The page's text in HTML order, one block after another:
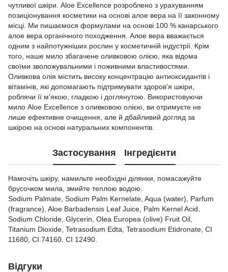
чутливої шкіри. Aloe Excellence розроблено з урахуванням
позиціонування косметики на основі алое вера на її законному
місці. Ми пишаємося формулами на основі 100 % канарського
алое вера органічного походження. Алое вера вважається
одним з найпотужніших рослин у косметичній індустрії. Крім
того, наше мило збагачене оливковою олією, яка відома
своїми зволожувальними і поживними властивостями.
Оливкова олія містить високу концентрацію антиоксидантів і
вітамінів, які допомагають підтримувати здоров'я шкіри,
роблячи її м'якою, гладкою і доглянутою. Використовуючи
мило Aloe Excellence з оливковою олією, ви отримуєте не
лише ефективне очищення, але й дбайливий догляд за
шкірою на основі натуральних компонентів.
Застосування Інгредієнти
Намочіть шкіру, намильте необхідні ділянки, помасажуйте
брусочком мила, змийте теплою водою.
Sodium Palmate, Sodium Palm Kernelate, Aqua (water), Parfum
(fragrance), Aloe Barbadensis Leaf Juice, Palm Kernel Acid,
Sodium Chloride, Glycerin, Olea Europea (olive) Fruit Oil,
Titanium Dioxide, Tetrasodium Edta, Tetrasodium Etidronate, CI
11680, CI 74160, CI 12490.
Відгуки